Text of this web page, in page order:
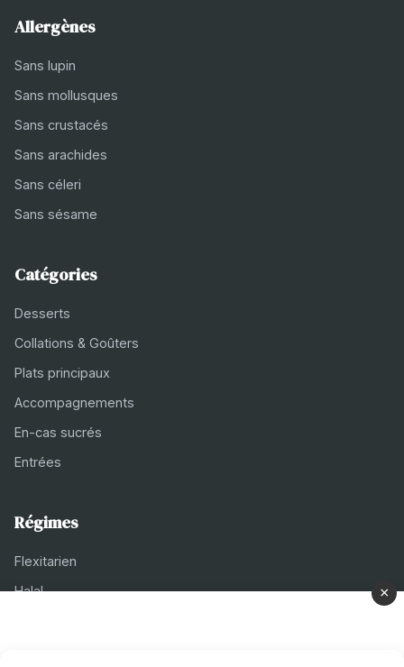
Allergènes
Sans lupin
Sans mollusques
Sans crustacés
Sans arachides
Sans céleri
Sans sésame
Catégories
Desserts
Collations & Goûters
Plats principaux
Accompagnements
En-cas sucrés
Entrées
Régimes
Flexitarien
Halal
×